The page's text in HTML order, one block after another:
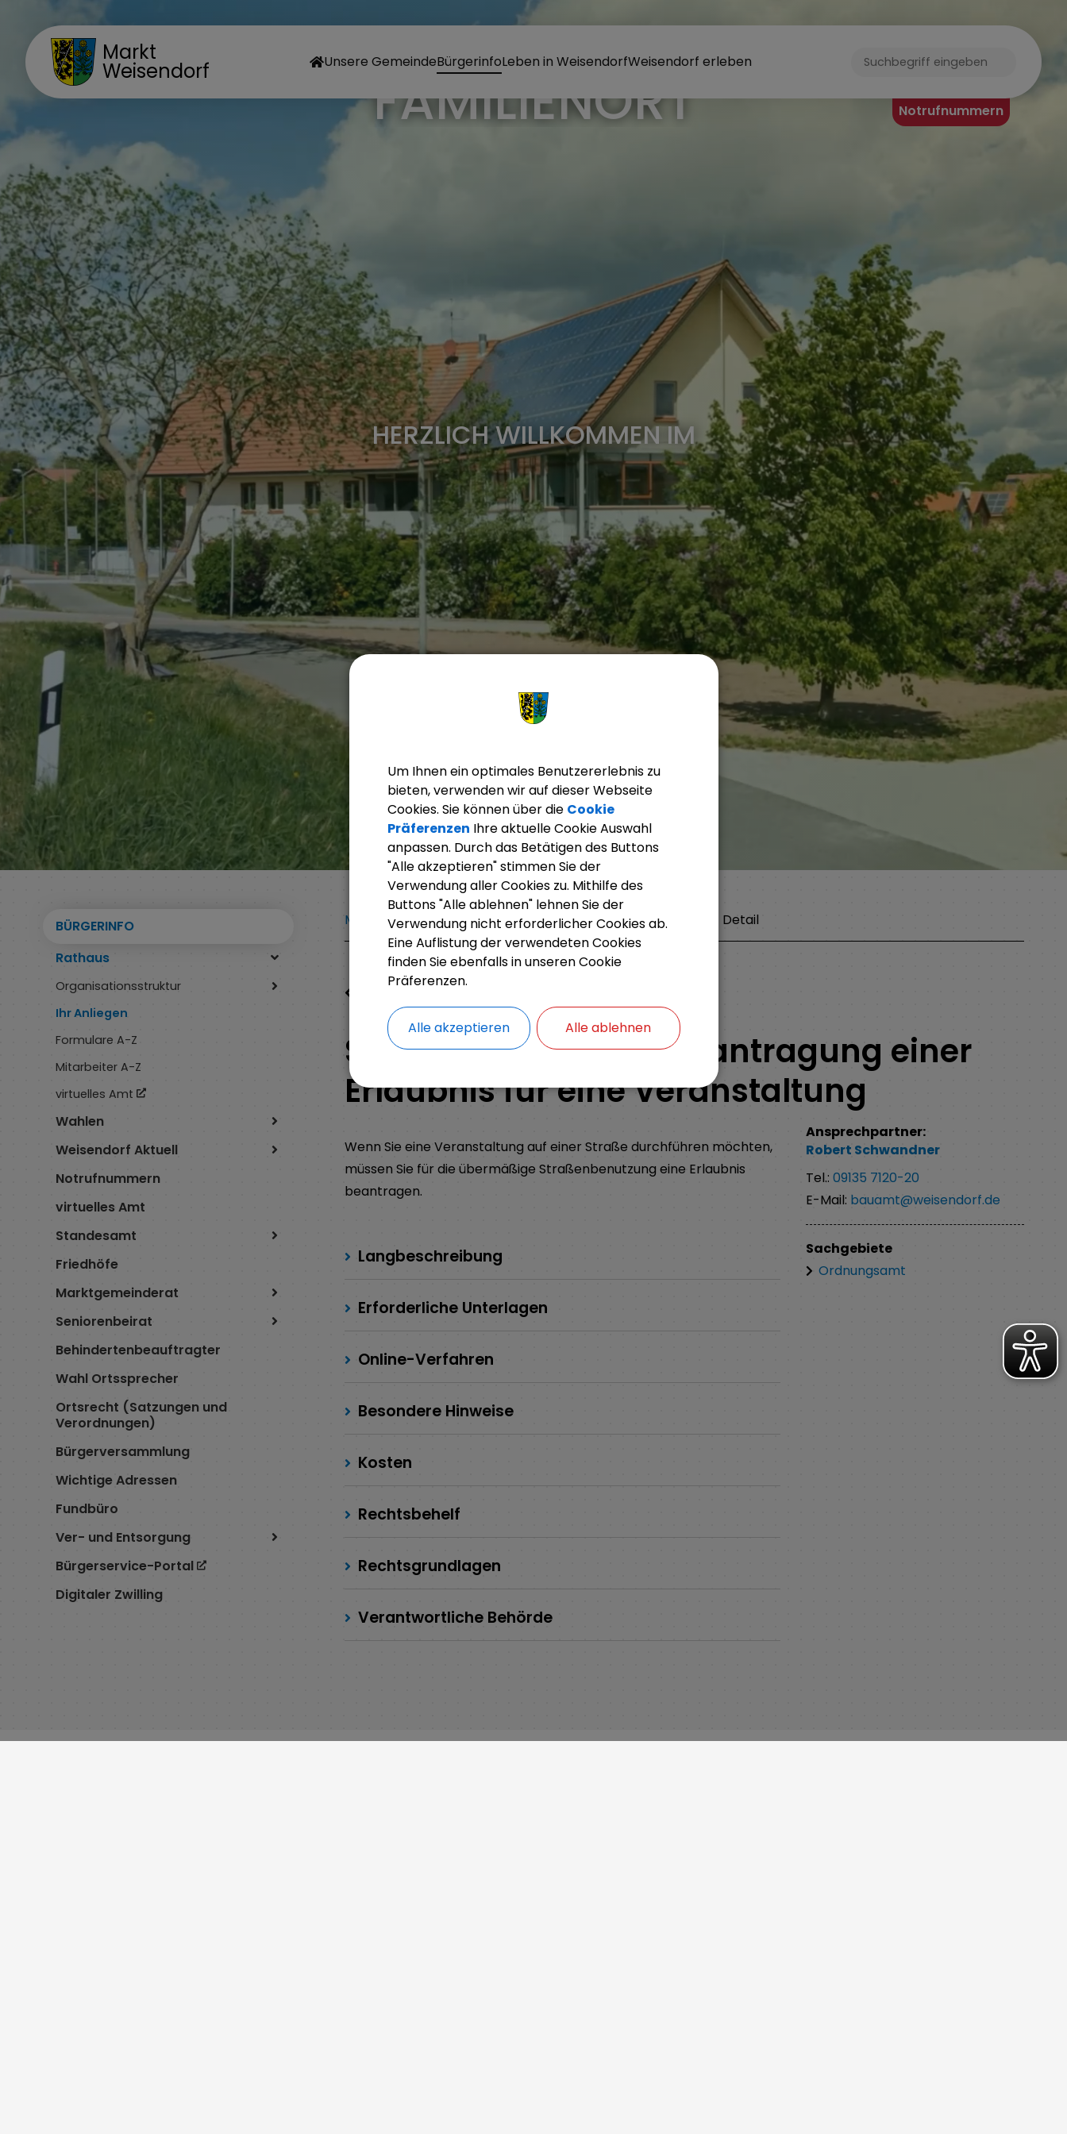
Markt
Weisendorf Unsere GemeindeBürgerinfoLeben in WeisendorfWeisendorf erleben
HERZLICH WILLKOMMEN IM
MARKT WEISENDORF Notrufnummern
BÜRGERINFO
Rathaus
Organisationsstruktur
Ihr Anliegen
Formulare A-Z
Mitarbeiter A-Z
virtuelles Amt
Wahlen
Weisendorf Aktuell
Notrufnummern
virtuelles Amt
Standesamt
Friedhöfe
Marktgemeinderat
Seniorenbeirat
Behindertenbeauftragter
Wahl Ortssprecher
Ortsrecht (Satzungen und
Verordnungen)
Bürgerversammlung
Wichtige Adressen
Fundbüro
Ver- und Entsorgung
Bürgerservice-Portal
Digitaler Zwilling
Markt Weisendorf Bürgerinfo Rathaus Ihr Anliegen Detail
Straßenbenutzung; Beantragung einer
Erlaubnis für eine Veranstaltung
Wenn Sie eine Veranstaltung auf einer Straße durchführen möchten,
müssen Sie für die übermäßige Straßenbenutzung eine Erlaubnis
beantragen.
Langbeschreibung
Erforderliche Unterlagen
Online-Verfahren
Besondere Hinweise
Kosten
Rechtsbehelf
Rechtsgrundlagen
Verantwortliche Behörde
Ansprechpartner:
Robert Schwandner
Tel.:09135 7120-20
E-Mail: bauamt@weisendorf.de
Sachgebiete
Ordnungsamt
Um Ihnen ein optimales Benutzererlebnis zu
bieten, verwenden wir auf dieser Webseite
Cookies. Sie können über die Cookie
Präferenzen Ihre aktuelle Cookie Auswahl
anpassen. Durch das Betätigen des Buttons
"Alle akzeptieren" stimmen Sie der
Verwendung aller Cookies zu. Mithilfe des
Buttons "Alle ablehnen" lehnen Sie der
Verwendung nicht erforderlicher Cookies ab.
Eine Auflistung der verwendeten Cookies
finden Sie ebenfalls in unseren Cookie
Präferenzen.
Alle akzeptieren Alle ablehnen